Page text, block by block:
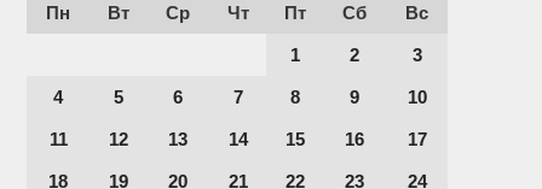
Пн Вт Ср Чт Пт Сб Вс
1 2 3
4 5 6 7 8 9 10
11 12 13 14 15 16 17
18 19 20 21 22 23 24